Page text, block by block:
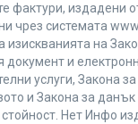
фактури, издадени
чрез системата
изискванията на
документ и
услуги, Закона за
и Закона за
Нет Инфо